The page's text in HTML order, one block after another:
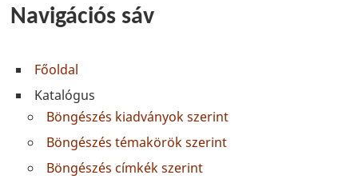
Navigációs sáv
Főoldal
Katalógus
Böngészés kiadványok szerint
Böngészés témakörök szerint
Böngészés címkék szerint